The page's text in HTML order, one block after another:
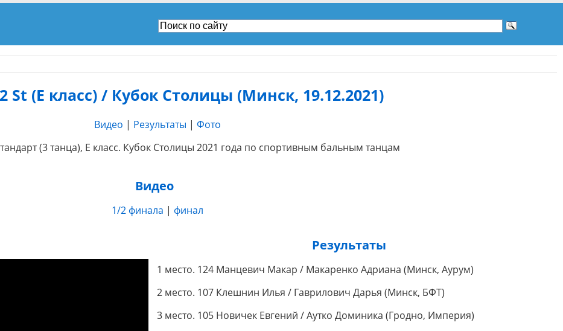
(E класс) / Кубок Столицы (Минск, 19.12.2021)
Видео | Результаты | Фото
(3 танца), E класс. Кубок Столицы 2021 года по спортивным бальным танцам
Видео
1/2 финала | финал
Результаты
1 место. 124 Манцевич Макар / Макаренко Адриана (Минск, Аурум)
2 место. 107 Клешнин Илья / Гаврилович Дарья (Минск, БФТ)
3 место. 105 Новичек Евгений / Аутко Доминика (Гродно, Империя)